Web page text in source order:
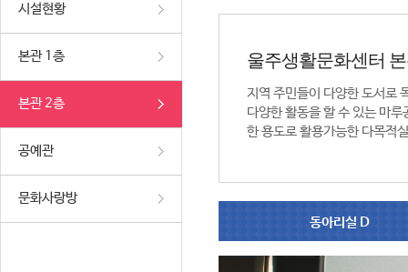
시설현황
본관 1층
본관 2층
공예관
문화사랑방
울주생활문화센터
지역 주민들이 다양한 도서로
다양한 활동을 할 수 있는 마
한 용도로 활용가능한 다목적
동아리실 D